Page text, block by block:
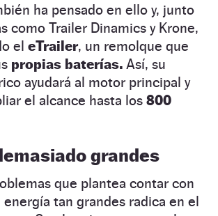
ha pensado en ello y, junto
como Trailer Dinamics y Krone,
el eTrailer, un remolque que
propias baterías. Así, su
ayudará al motor principal y
el alcance hasta los 800
grandes
que plantea contar con
tan grandes radica en el